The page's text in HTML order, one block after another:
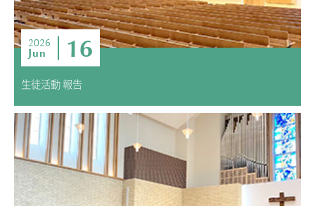
2026
Jun 16
生徒活動 報告